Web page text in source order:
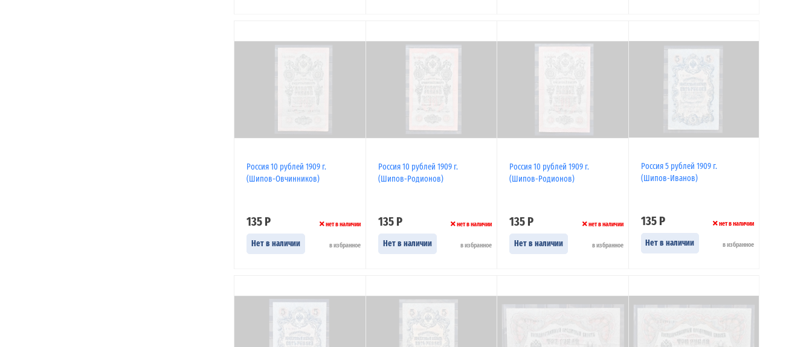
Россия 10 рублей 1909 г.
(Шипов-Овчинников)
135 Р нет в наличии
Нет в наличии в избранное
Россия 10 рублей 1909 г.
(Шипов-Родионов)
135 Р нет в наличии
Нет в наличии в избранное
Россия 10 рублей 1909 г.
(Шипов-Родионов)
135 Р нет в наличии
Нет в наличии в избранное
Россия 5 рублей 1909 г.
(Шипов-Иванов)
135 Р нет в наличии
Нет в наличии в избранное